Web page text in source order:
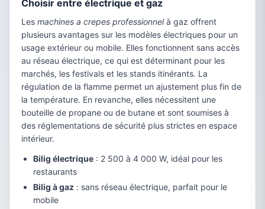
Choisir entre électrique et gaz
Les machines a crepes professionnelà gaz offrent
plusieurs avantages sur les modèles électriques pour un
usage extérieur ou mobile. Elles fonctionnent sans accès
au réseau électrique, ce qui est déterminant pour les
marchés, les festivals et les stands itinérants. La
régulation de la flamme permet un ajustement plus fin de
la température. En revanche, elles nécessitent une
bouteille de propane ou de butane et sont soumises à
des réglementations de sécurité plus strictes en espace
intérieur.
Bilig électrique : 2 500 à 4 000 W, idéal pour les
restaurants
Bilig à gaz : sans réseau électrique, parfait pour le
mobile